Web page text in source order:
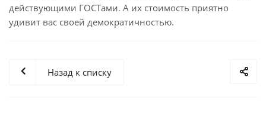
действующими ГОСТами. А их стоимость приятно
удивит вас своей демократичностью.
Назад к списку